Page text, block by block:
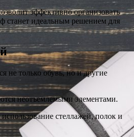
эффективно организовать
станет идеальным решением для
не только обувь, но и другие
неотъемлемыми элементами.
стеллажей, полок и